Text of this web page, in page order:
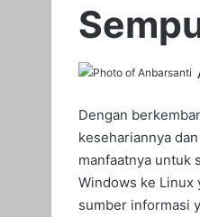
Dengan
kesehariannya
manfaatnya untuk
Windows ke Linux
sumber informasi